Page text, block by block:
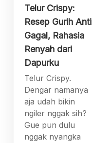
Telur Crispy:
Resep Gurih Anti
Gagal, Rahasia
Renyah dari
Dapurku
Telur Crispy.
Dengar namanya
aja udah bikin
ngiler nggak sih?
Gue pun dulu
nggak nyangka